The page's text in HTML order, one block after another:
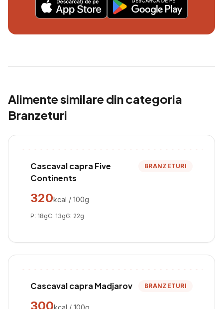
Alimente similare din categoria
Branzeturi
Cascaval capra Five
Continents
BRANZETURI
320kcal / 100g
P: 18gC: 13gG: 22g
Cascaval capra Madjarov BRANZETURI
300kcal / 100g